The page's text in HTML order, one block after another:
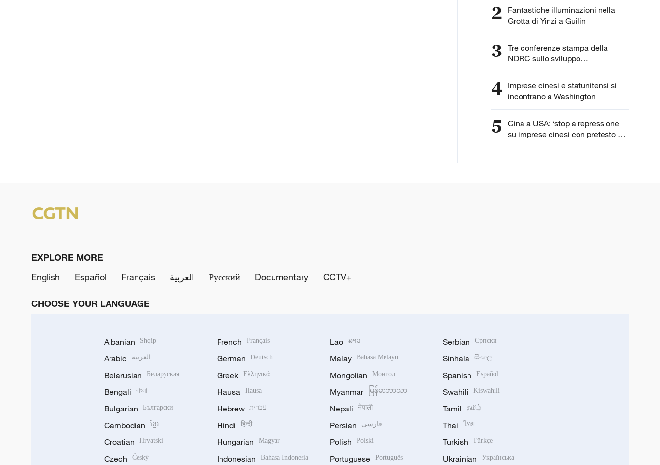
2
Fantastiche illuminazioni nella
Grotta di Yinzi a Guilin
3 Tre conferenze stampa della
NDRC sullo sviluppo
dell'intelligenza artificiale
4 Imprese cinesi e statunitensi si
incontrano a Washington
5
Cina a USA: ‘stop a repressione
su imprese cinesi con pretesto di
EXPLORE MORE
English
Español Français العربية Русский Documentary CCTV+
CHOOSE YOUR LANGUAGE
Albanian Shqip
Arabic العربية
Belarusian Беларуская
Bengali বাংলা
Bulgarian Български
Cambodian ខ្មែរ
Croatian Hrvatski
Czech Český
French Français
German Deutsch
Greek Ελληνικά
Hausa Hausa
Hebrew עברית
Hindi हिन्दी
Hungarian Magyar
Indonesian Bahasa Indonesia
Lao ລາວ
Malay Bahasa Melayu
Mongolian Монгол
Myanmar မြန်မာဘာသာ
Nepali नेपाली
Persian فارسی
Polish Polski
Portuguese Português
Serbian Српски
Sinhala සිංහල
Spanish Español
Swahili Kiswahili
Tamil தமிழ்
Thai ไทย
Turkish Türkçe
Ukrainian Українська